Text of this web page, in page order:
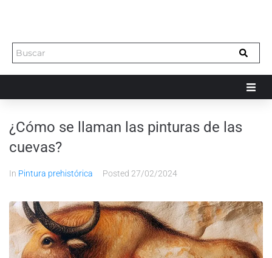
¿Cómo se llaman las pinturas de las
cuevas?
In Pintura prehistórica Posted 27/02/2024